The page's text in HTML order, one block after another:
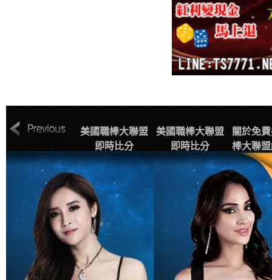
MLB美國職棒大
程表
美國職棒大聯盟
即時比分
美國職棒大聯盟
即時比分
關於免
棒大聯
播